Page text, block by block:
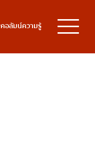
คอลัมน์ความรู้